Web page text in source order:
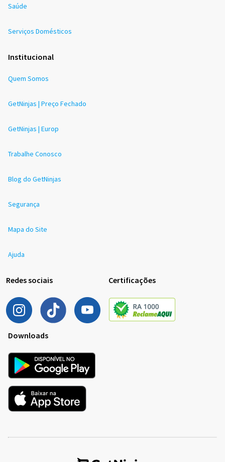
Saúde
Serviços Domésticos
Institucional
Quem Somos
GetNinjas | Preço Fechado
GetNinjas | Europ
Trabalhe Conosco
Blog do GetNinjas
Segurança
Mapa do Site
Ajuda
Redes sociais Certificações
Downloads